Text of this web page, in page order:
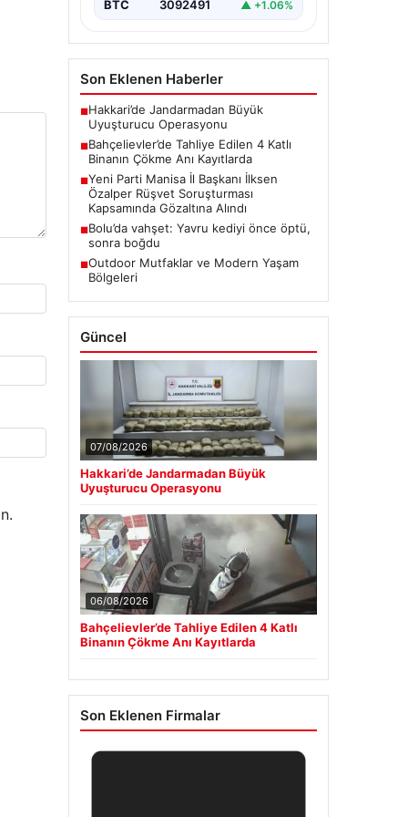
BTC 3092491 ▲ +1.06%
Son Eklenen Haberler
■Hakkari’de Jandarmadan Büyük
Uyuşturucu Operasyonu
■Bahçelievler’de Tahliye Edilen 4 Katlı
Binanın Çökme Anı Kayıtlarda
■Yeni Parti Manisa İl Başkanı İlksen
Özalper Rüşvet Soruşturması
Kapsamında Gözaltına Alındı
■Bolu’da vahşet: Yavru kediyi önce öptü,
sonra boğdu
■Outdoor Mutfaklar ve Modern Yaşam
Bölgeleri
Güncel
07/08/2026
Hakkari’de Jandarmadan Büyük
Uyuşturucu Operasyonu
06/08/2026
Bahçelievler’de Tahliye Edilen 4 Katlı
Binanın Çökme Anı Kayıtlarda
Son Eklenen Firmalar